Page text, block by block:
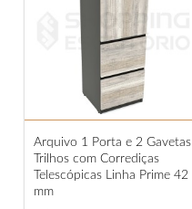
Arquivo 1 Porta e 2 Gavetas
Trilhos com Corrediças
Telescópicas Linha Prime 42
mm